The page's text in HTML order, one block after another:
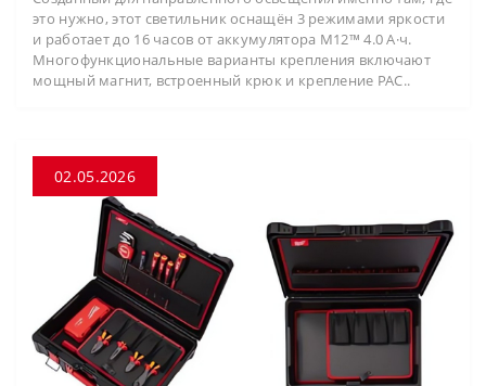
это нужно, этот светильник оснащён 3 режимами яркости
и работает до 16 часов от аккумулятора M12™ 4.0 А·ч.
Многофункциональные варианты крепления включают
мощный магнит, встроенный крюк и крепление PAC..
02.05.2026